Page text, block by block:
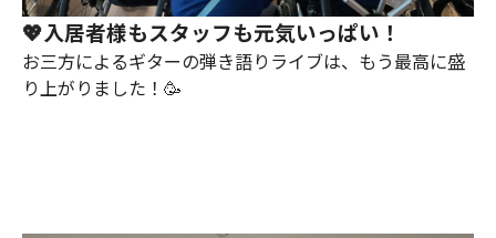
💖入居者様もスタッフも元気いっぱい！
お三方によるギターの弾き語りライブは、もう最高に盛
り上がりました！🥳